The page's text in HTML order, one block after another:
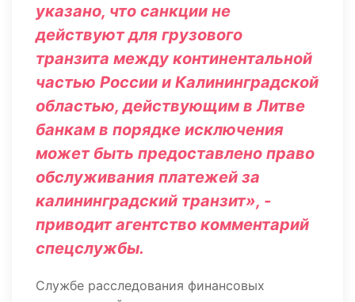
указано, что санкции не
действуют для грузового
транзита между континентальной
частью России и Калининградской
областью, действующим в Литве
банкам в порядке исключения
может быть предоставлено право
обслуживания платежей за
калининградский транзит», -
приводит агентство комментарий
спецслужбы.
Службе расследования финансовых